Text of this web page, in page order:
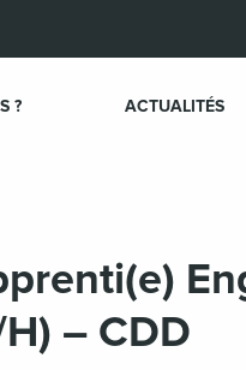
? ACTUALITÉS
– CDD